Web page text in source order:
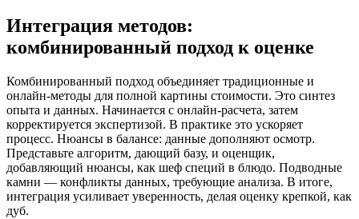
Интеграция методов:
комбинированный подход к оценке
Комбинированный подход объединяет традиционные и
онлайн-методы для полной картины стоимости. Это синтез
опыта и данных. Начинается с онлайн-расчета, затем
корректируется экспертизой. В практике это ускоряет
процесс. Нюансы в балансе: данные дополняют осмотр.
Представьте алгоритм, дающий базу, и оценщик,
добавляющий нюансы, как шеф специй в блюдо. Подводные
камни — конфликты данных, требующие анализа. В итоге,
интеграция усиливает уверенность, делая оценку крепкой, как
дуб.